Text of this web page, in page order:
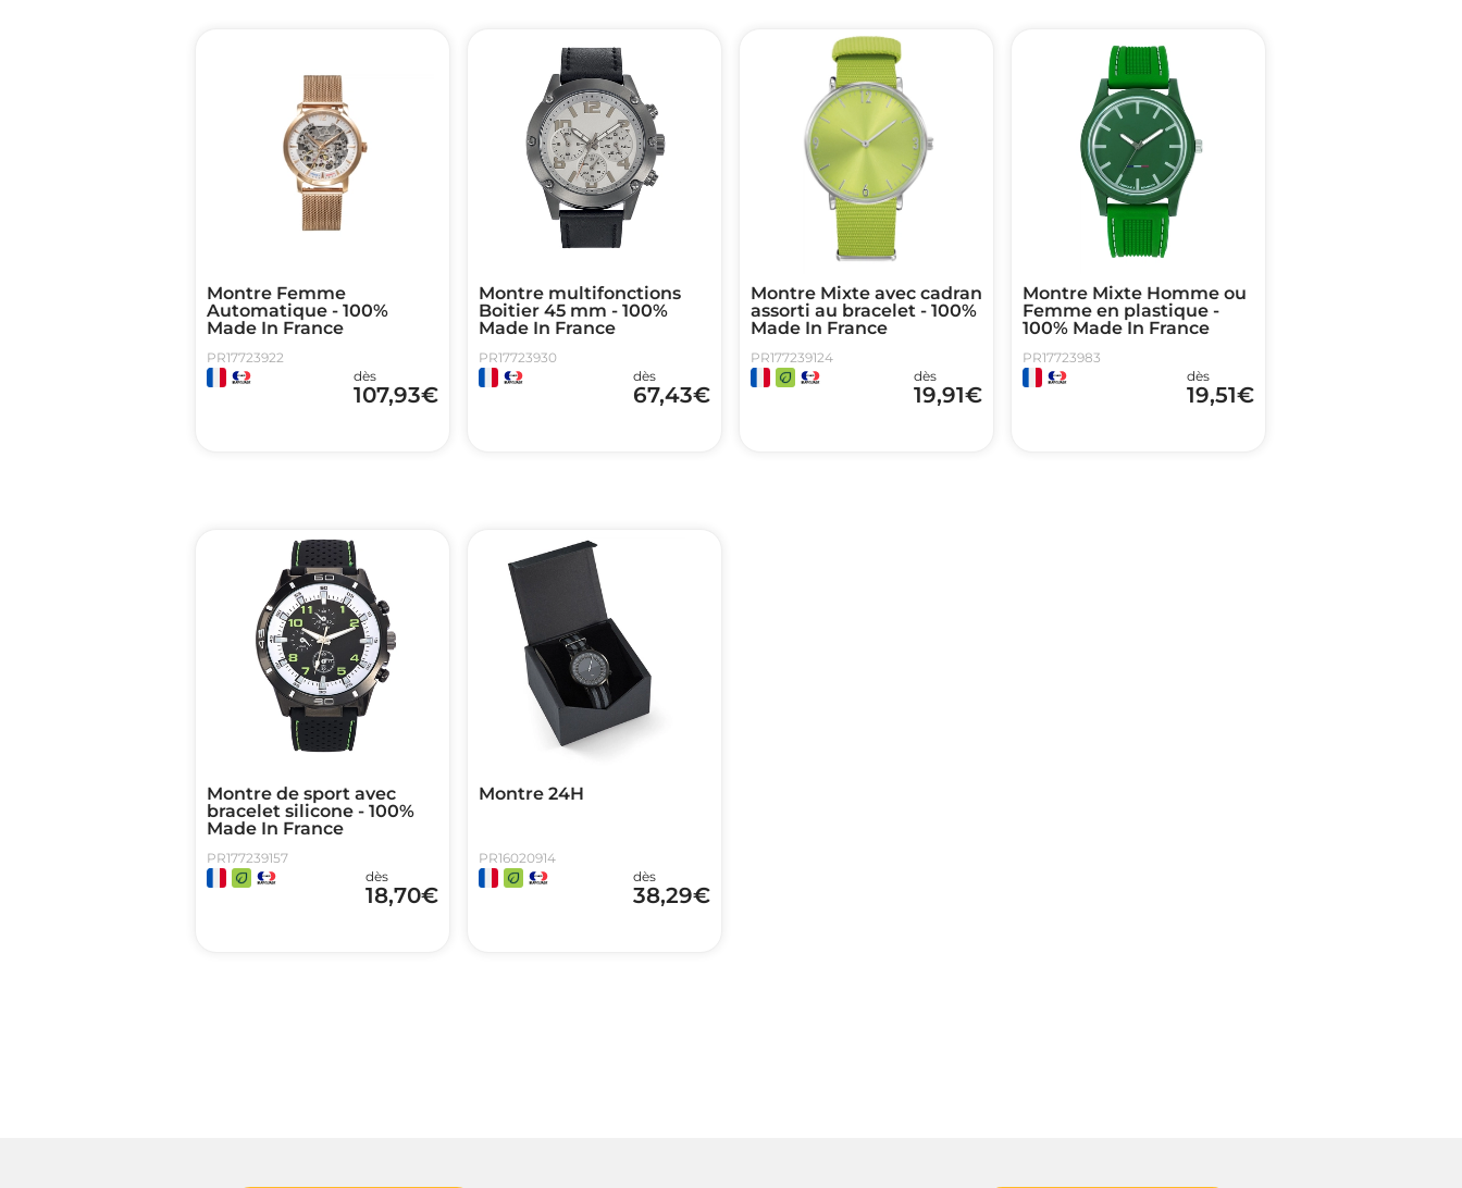
Montre Femme
Automatique - 100%
Made In France
PR17723922
dès
107,93€
Montre multifonctions
Boitier 45 mm - 100%
Made In France
PR17723930
dès
67,43€
Montre Mixte avec cadran
assorti au bracelet - 100%
Made In France
PR177239124
dès
19,91€
Montre Mixte Homme ou
Femme en plastique -
100% Made In France
PR17723983
dès
19,51€
Montre de sport avec
bracelet silicone - 100%
Made In France
PR177239157
dès
18,70€
Montre 24H
PR16020914
dès
38,29€